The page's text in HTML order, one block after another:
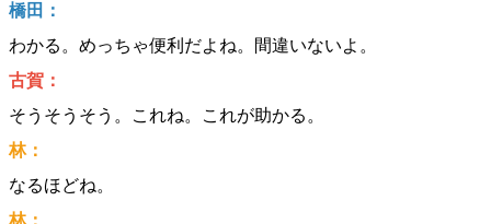
橋田：
わかる。めっちゃ便利だよね。間違いないよ。
古賀：
そうそうそう。これね。これが助かる。
林：
なるほどね。
林：